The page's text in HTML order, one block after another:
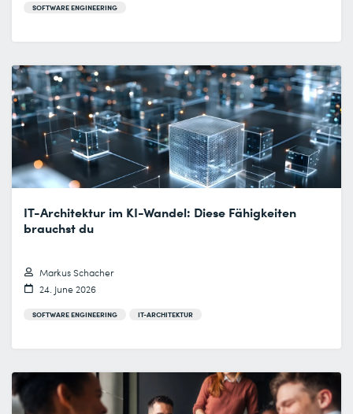
SOFTWARE ENGINEERING
IT-Architektur im KI-Wandel: Diese Fähigkeiten
brauchst du
Markus Schacher
24. June 2026
SOFTWARE ENGINEERING IT-ARCHITEKTUR